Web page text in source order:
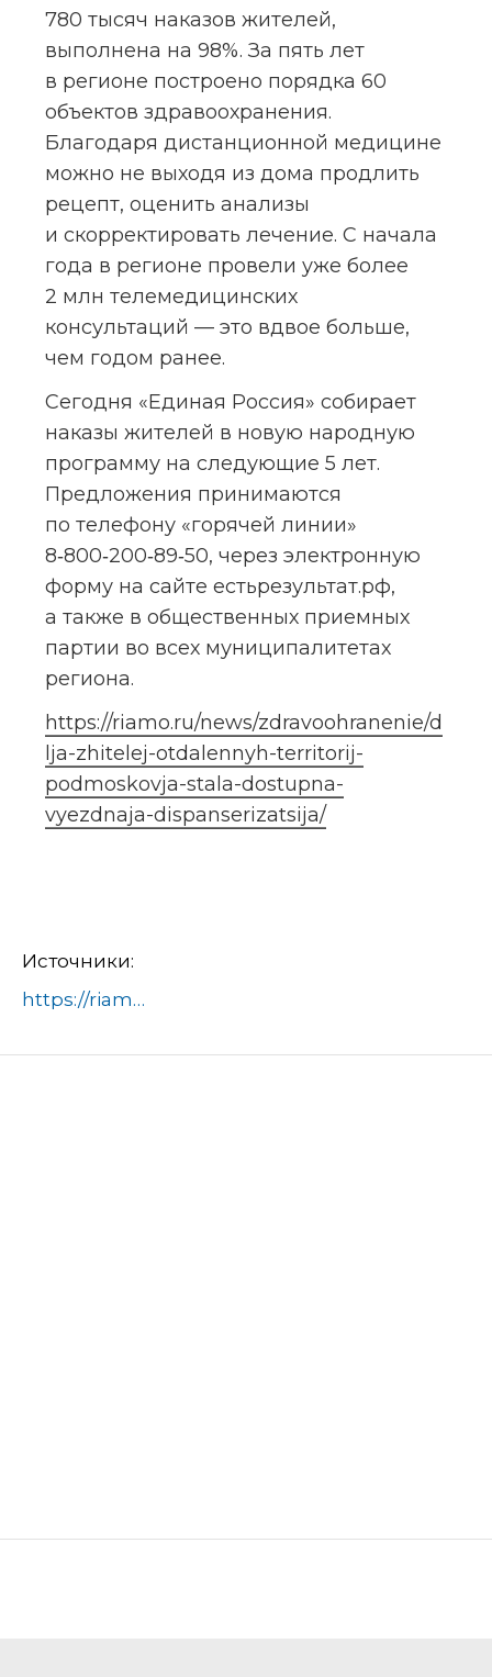
780 тысяч наказов жителей,
выполнена на 98%. За пять лет
в регионе построено порядка 60
объектов здравоохранения.
Благодаря дистанционной медицине
можно не выходя из дома продлить
рецепт, оценить анализы
и скорректировать лечение. С начала
года в регионе провели уже более
2 млн телемедицинских
консультаций — это вдвое больше,
чем годом ранее.
Сегодня «Единая Россия» собирает
наказы жителей в новую народную
программу на следующие 5 лет.
Предложения принимаются
по телефону «горячей линии»
8‑800‑200‑89‑50, через электронную
форму на сайте естьрезультат.рф,
а также в общественных приемных
партии во всех муниципалитетах
региона.
https://riamo.ru/news/zdravoohranenie/d
lja-zhitelej-otdalennyh-territorij-
podmoskovja-stala-dostupna-
vyezdnaja-dispanserizatsija/
Источники:
https://riamo.ru/news/zdravoohranenie/dlja-zhitelej-otdalennyh-territorij-podmoskovja-stala-dostupna-vyezdnaja-dispanserizatsija/